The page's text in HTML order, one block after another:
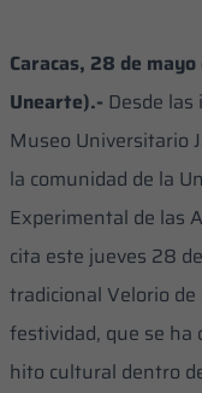
Caracas, 28 de
Unearte).- ​Desde
Museo Universitario
la comunidad de la
Experimental de las
cita este jueves 28
tradicional Velorio
festividad, que se ha
hito cultural dentro